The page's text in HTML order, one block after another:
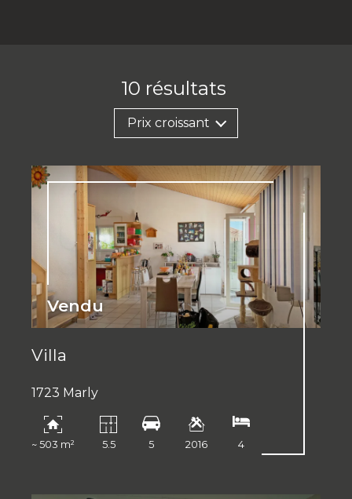
10 résultats
Prix croissant
Vendu
Villa
1723 Marly
~ 503 m² 5.5 5 2016 4